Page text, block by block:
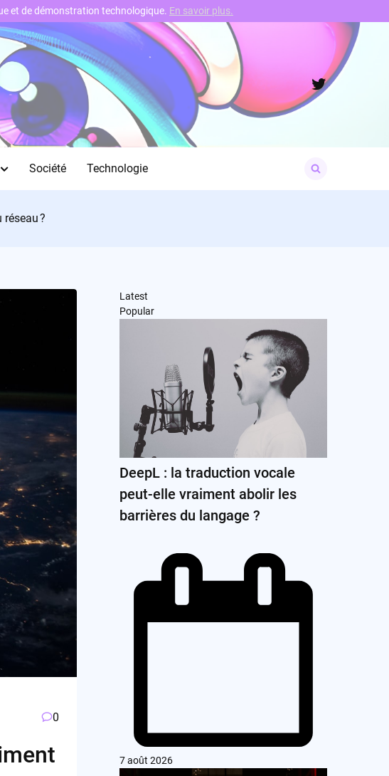
Twitter
Société Technologie
for:
?
0
Latest
Popular
DeepL : la traduction vocale
peut-elle vraiment abolir les
barrières du langage ?
7 août 2026
et de démonstration technologique. En savoir plus.